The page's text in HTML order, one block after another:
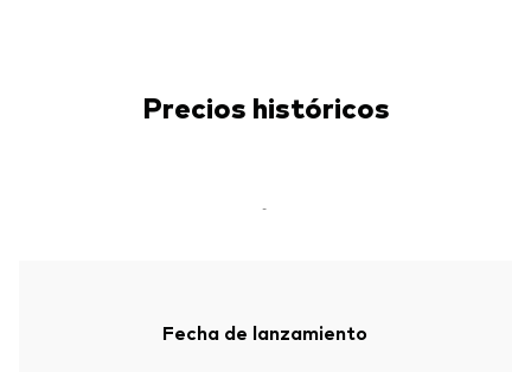
Precios históricos
-
Fecha de lanzamiento